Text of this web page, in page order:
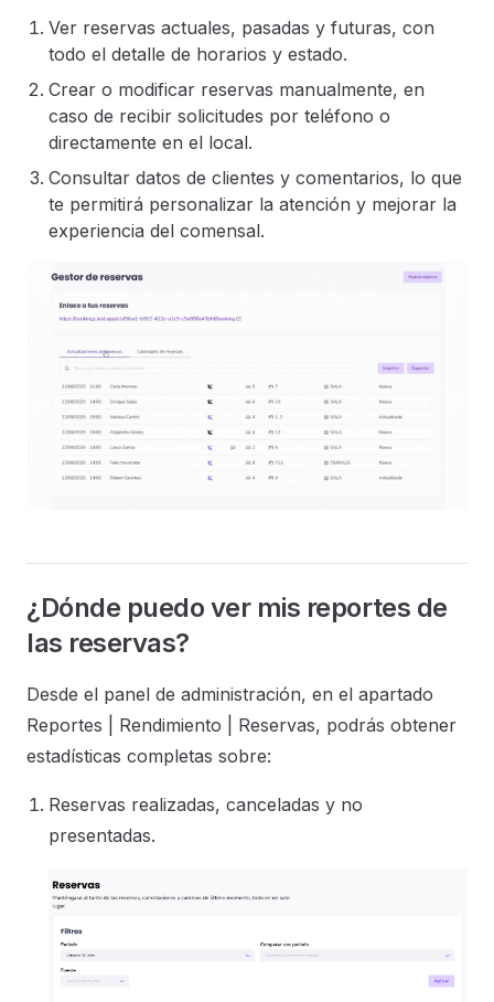
Ver reservas actuales, pasadas y futuras, con
todo el detalle de horarios y estado.
Crear o modificar reservas manualmente, en
caso de recibir solicitudes por teléfono o
directamente en el local.
Consultar datos de clientes y comentarios, lo que
te permitirá personalizar la atención y mejorar la
experiencia del comensal.
¿Dónde puedo ver mis reportes de
las reservas?
Desde el panel de administración, en el apartado
Reportes | Rendimiento | Reservas, podrás obtener
estadísticas completas sobre:
Reservas realizadas, canceladas y no
presentadas.